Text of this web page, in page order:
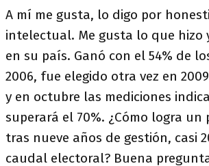
A mí me gusta, lo digo por
intelectual. Me gusta lo que hizo
en su país. Ganó con el 54% de
2006, fue elegido otra vez en
y en octubre las mediciones
superará el 70%. ¿Cómo logra
tras nueve años de gestión, casi
caudal electoral? Buena